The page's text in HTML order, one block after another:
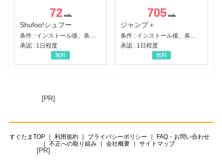
72
Shufoo!シュフー
承認 : 1日程度
無料
705
ジャンプ＋
承認 : 1日程度
無料
[PR]
すぐたまTOP 利用規約 プライバシーポリシー
FAQ・お問い合わせ
不正への取り組み
会社概要 サイトマップ
[PR]